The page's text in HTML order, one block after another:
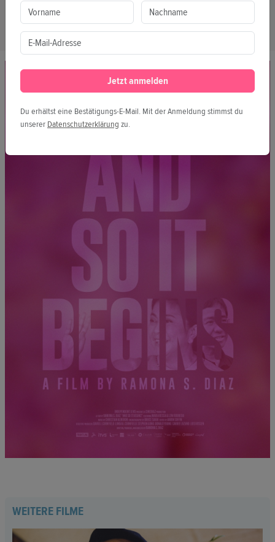
professionellen Journalismus. Deshalb müssen wir
Pressefreiheit und unabhängige Medien verteidigen.
WEITERE FILME
Jetzt anmelden
Du erhältst eine Bestätigungs-E-Mail. Mit der Anmeldung stimmst du
unserer Datenschutzerklärung zu.